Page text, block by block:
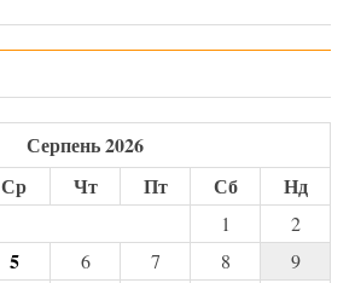
Серпень 2026
Ср Чт Пт Сб Нд
1
2
5 6 7 8
9